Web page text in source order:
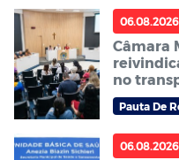
06.08.2026
Câmara
no
carga
Pauta De
06.08.2026